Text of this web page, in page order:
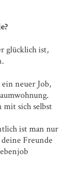
glücklich ist,
neuer Job,
mit sich selbst
ist man nur
Freunde